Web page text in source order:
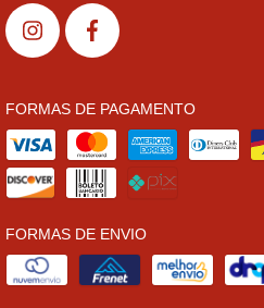
FORMAS DE PAGAMENTO
FORMAS DE ENVIO